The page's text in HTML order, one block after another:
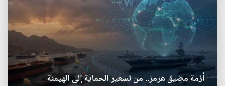
أزمة مضيق هرمز.. من تسعير الحماية إلى الهيمنة